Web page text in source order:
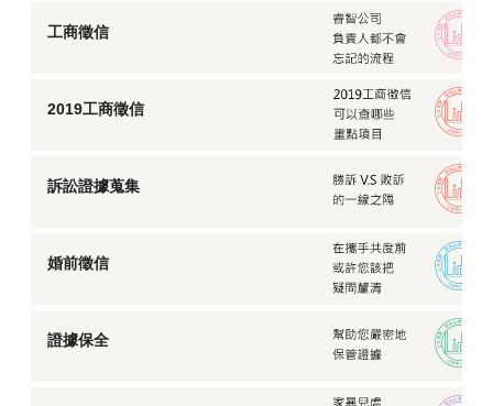
工商徵信
2019工商徵信
訴訟證據蒐集
婚前徵信
證據保全